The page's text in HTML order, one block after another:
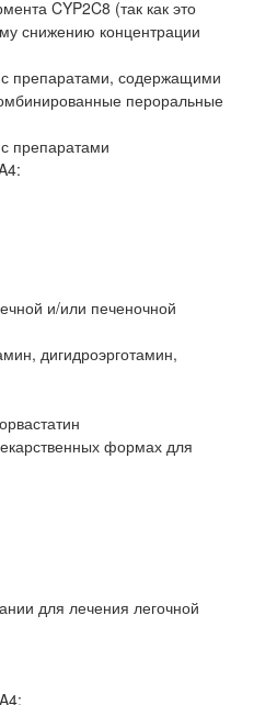
CYP2C8 (так как это
снижению концентрации
препаратами, содержащими
пероральные
препаратами
и/или печеночной
дигидроэрготамин,
формах для
для лечения легочной